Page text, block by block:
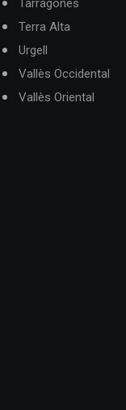
Tarragonès
Terra Alta
Urgell
Vallès Occidental
Vallès Oriental